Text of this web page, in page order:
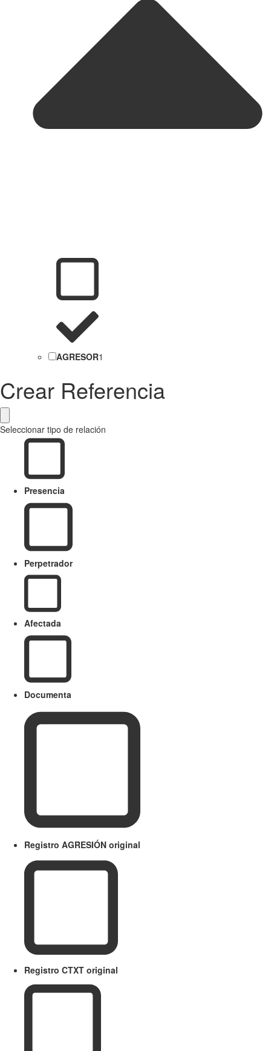
AGRESOR1
Crear Referencia
Seleccionar tipo de relación
Presencia
Perpetrador
Afectada
Documenta
Registro AGRESIÓN original
Registro CTXT original